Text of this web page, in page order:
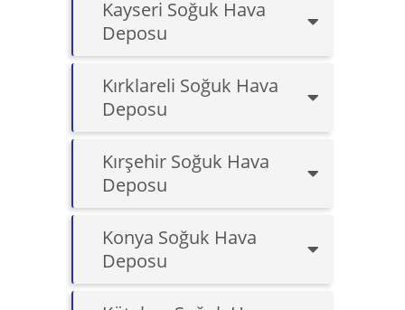
Kayseri Soğuk Hava
Deposu
Kırklareli Soğuk Hava
Deposu
Kırşehir Soğuk Hava
Deposu
Konya Soğuk Hava
Deposu